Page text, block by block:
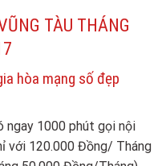
TÀU THÁNG
hòa mạng số đẹp
ngay 1000 phút gọi nội
với 120.000 Đồng/ Tháng